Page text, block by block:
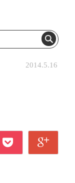
2014.5.16